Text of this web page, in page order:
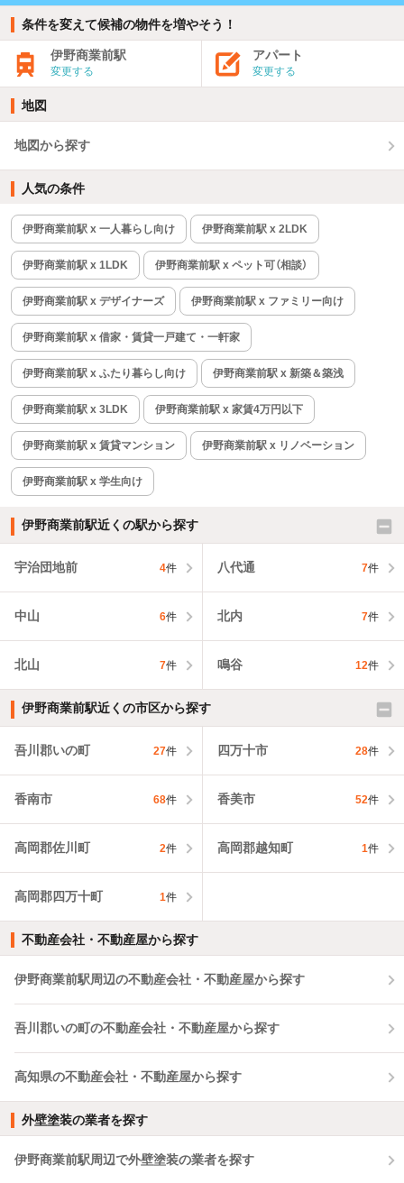
条件を変えて候補の物件を増やそう！
伊野商業前駅
変更する
アパート
変更する
地図
地図から探す
人気の条件
伊野商業前駅 x 一人暮らし向け 伊野商業前駅 x 2LDK
伊野商業前駅 x 1LDK 伊野商業前駅 x ペット可（相談）
伊野商業前駅 x デザイナーズ 伊野商業前駅 x ファミリー向け
伊野商業前駅 x 借家・賃貸一戸建て・一軒家
伊野商業前駅 x ふたり暮らし向け 伊野商業前駅 x 新築＆築浅
伊野商業前駅 x 3LDK 伊野商業前駅 x 家賃4万円以下
伊野商業前駅 x 賃貸マンション 伊野商業前駅 x リノベーション
伊野商業前駅 x 学生向け
伊野商業前駅近くの駅から探す
宇治団地前 4件 八代通 7件
中山 6件 北内 7件
北山 7件 鳴谷 12件
伊野商業前駅近くの市区から探す
吾川郡いの町 27件 四万十市 28件
香南市 68件 香美市 52件
高岡郡佐川町 2件 高岡郡越知町 1件
高岡郡四万十町 1件
不動産会社・不動産屋から探す
伊野商業前駅周辺の不動産会社・不動産屋から探す
吾川郡いの町の不動産会社・不動産屋から探す
高知県の不動産会社・不動産屋から探す
外壁塗装の業者を探す
伊野商業前駅周辺で外壁塗装の業者を探す